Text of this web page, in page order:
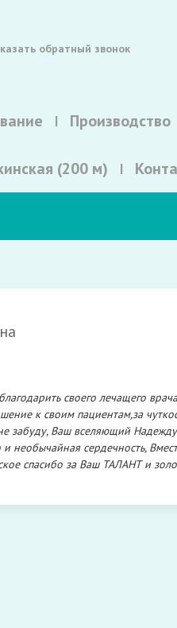
обратный звонок
Производство
(200 м)
своего лечащего
к своим пациентам,за
забуду, Ваш вселяющий
необычайная сердечность,
спасибо за Ваш ТАЛАНТ и